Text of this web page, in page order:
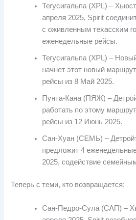
Тегусигальпа (XPL) –
апреля 2025, Spirit
с оживленным техасским
еженедельные рейсы.
Тегусигальпа (XPL) –
начнет этот новый
рейсы из 8 Май 2025.
Пунта-Кана (ПЯЖ) –
работать по этому
рейсы из 12 Июнь 2025.
Сан-Хуан (СЕМЬ) –
предложит 4
2025, содействие
Теперь с теми, кто возвращается:
Сан-Педро-Сула (САП) –